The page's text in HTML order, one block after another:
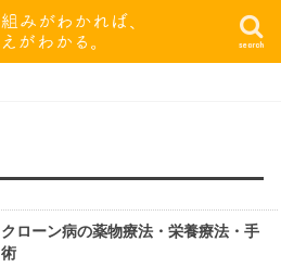
search
クローン病の薬物療法・栄養療法・手
術